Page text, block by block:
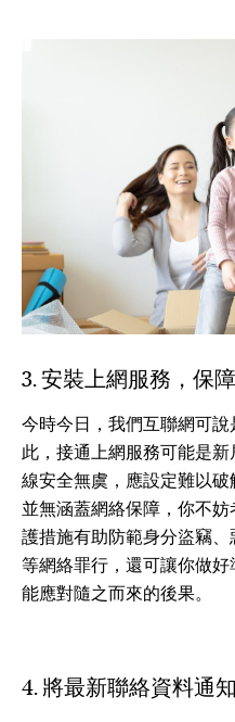
3. 安裝上網服務，保
今時今日，我們互聯網可
此，接通上網服務可能是
線安全無虞，應設定難以
並無涵蓋網絡保障，你不
護措施有助防範身分盜竊
等網絡罪行，還可讓你做
能應對隨之而來的後果。
4. 將最新聯絡資料通